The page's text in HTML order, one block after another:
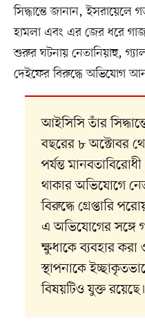
সিদ্ধান্তে জানান,
হামলা এবং এর জের ধরে
শুরুর ঘটনায় নেতানিয়াহু,
দেইফের বিরুদ্ধে অভিযোগ
আইসিসি তাঁর
বছরের ৮ অক্টোবর
পর্যন্ত
থাকার অভিযোগে
বিরুদ্ধে গ্রেপ্তারি
এ অভিযোগের সঙ্গে
ক্ষুধাকে ব্যবহার করা ও
স্থাপনাকে
বিষয়টিও যুক্ত রয়েছে।